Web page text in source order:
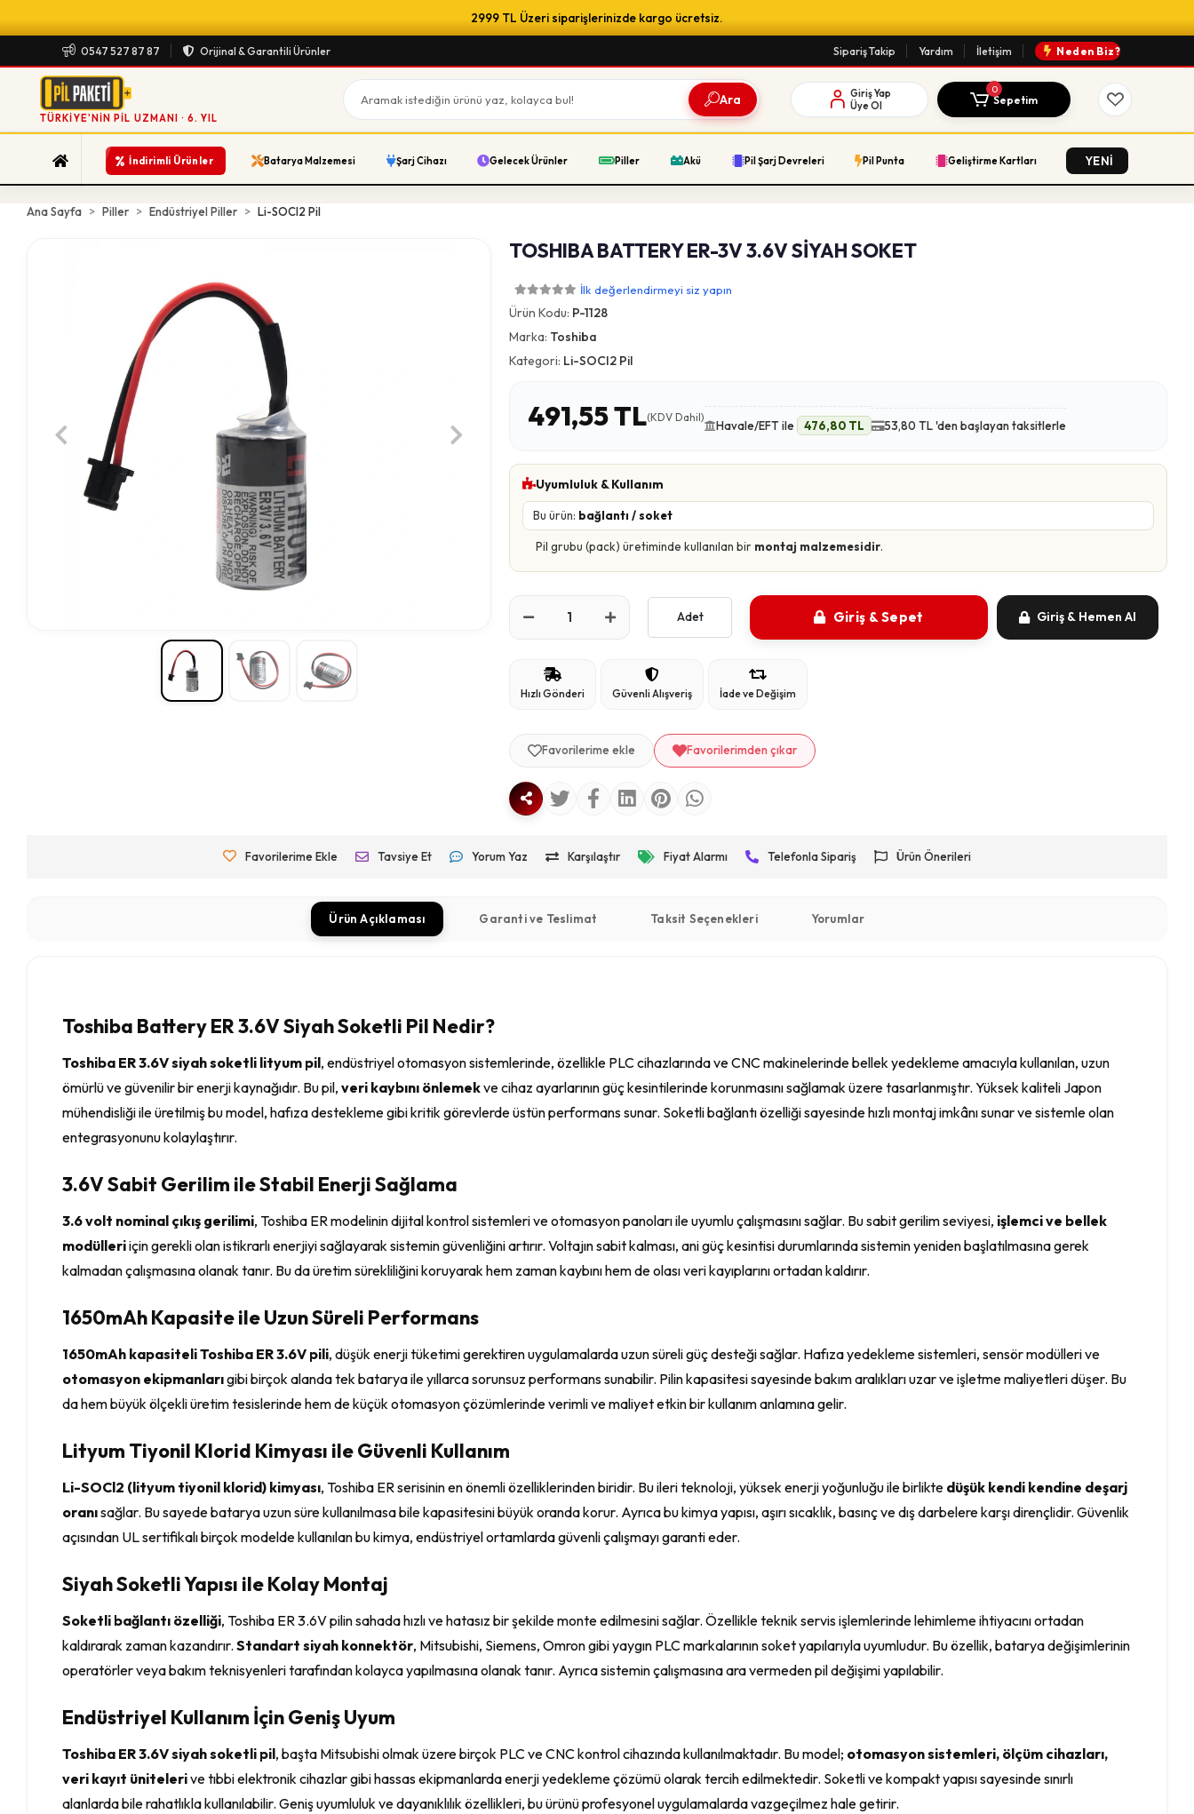
2999 TL Üzeri siparişlerinizde kargo ücretsiz.
0547 527 87 87 Orijinal & Garantili Ürünler Sipariş Takip Yardım İletişim Neden Biz?
TÜRKIYE'NIN PIL UZMANI · 6. YIL
Ara
Giriş Yap
Üye Ol
0
Sepetim
% İndirimli Ürünler Batarya Malzemesi Şarj Cihazı Gelecek Ürünler Piller Akü Pil Şarj Devreleri Pil Punta Geliştirme Kartları YENİ
Ana Sayfa Piller Endüstriyel Piller Li-SOCI2 Pil
TOSHIBA BATTERY ER-3V 3.6V SİYAH SOKET
İlk değerlendirmeyi siz yapın
Ürün Kodu: P-1128
Marka: Toshiba
Kategori: Li-SOCI2 Pil
491,55 TL(KDV Dahil)
Havale/EFT ile 476,80 TL 53,80 TL 'den başlayan taksitlerle
Uyumluluk & Kullanım
Bu ürün: bağlantı / soket
Pil grubu (pack) üretiminde kullanılan bir montaj malzemesidir.
Adet Giriş & Sepet Giriş & Hemen Al
Hızlı Gönderi Güvenli Alışveriş İade ve Değişim
Favorilerime ekle Favorilerimden çıkar
Favorilerime Ekle Tavsiye Et Yorum Yaz Karşılaştır Fiyat Alarmı Telefonla Sipariş Ürün Önerileri
Ürün Açıklaması Garanti ve Teslimat Taksit Seçenekleri Yorumlar
Toshiba Battery ER 3.6V Siyah Soketli Pil Nedir?
Toshiba ER 3.6V siyah soketli lityum pil, endüstriyel otomasyon sistemlerinde, özellikle PLC cihazlarında ve CNC makinelerinde bellek yedekleme amacıyla kullanılan, uzun
ömürlü ve güvenilir bir enerji kaynağıdır. Bu pil,veri kaybını önlemekve cihaz ayarlarının güç kesintilerinde korunmasını sağlamak üzere tasarlanmıştır. Yüksek kaliteli Japon
mühendisliği ile üretilmiş bu model, hafıza destekleme gibi kritik görevlerde üstün performans sunar. Soketli bağlantı özelliği sayesinde hızlı montaj imkânı sunar ve sistemle olan
entegrasyonunu kolaylaştırır.
3.6V Sabit Gerilim ile Stabil Enerji Sağlama
3.6 volt nominal çıkış gerilimi, Toshiba ER modelinin dijital kontrol sistemleri ve otomasyon panoları ile uyumlu çalışmasını sağlar. Bu sabit gerilim seviyesi, işlemci ve bellek
modülleriiçin gerekli olan istikrarlı enerjiyi sağlayarak sistemin güvenliğini artırır. Voltajın sabit kalması, ani güç kesintisi durumlarında sistemin yeniden başlatılmasına gerek
kalmadan çalışmasına olanak tanır. Bu da üretim sürekliliğini koruyarak hem zaman kaybını hem de olası veri kayıplarını ortadan kaldırır.
1650mAh Kapasite ile Uzun Süreli Performans
1650mAh kapasiteli Toshiba ER 3.6V pili, düşük enerji tüketimi gerektiren uygulamalarda uzun süreli güç desteği sağlar. Hafıza yedekleme sistemleri, sensör modülleri ve
otomasyon ekipmanlarıgibi birçok alanda tek batarya ile yıllarca sorunsuz performans sunabilir. Pilin kapasitesi sayesinde bakım aralıkları uzar ve işletme maliyetleri düşer. Bu
da hem büyük ölçekli üretim tesislerinde hem de küçük otomasyon çözümlerinde verimli ve maliyet etkin bir kullanım anlamına gelir.
Lityum Tiyonil Klorid Kimyası ile Güvenli Kullanım
Li-SOCl2 (lityum tiyonil klorid) kimyası, Toshiba ER serisinin en önemli özelliklerinden biridir. Bu ileri teknoloji, yüksek enerji yoğunluğu ile birlikte düşük kendi kendine deşarj
oranısağlar. Bu sayede batarya uzun süre kullanılmasa bile kapasitesini büyük oranda korur. Ayrıca bu kimya yapısı, aşırı sıcaklık, basınç ve dış darbelere karşı dirençlidir. Güvenlik
açısından UL sertifikalı birçok modelde kullanılan bu kimya, endüstriyel ortamlarda güvenli çalışmayı garanti eder.
Siyah Soketli Yapısı ile Kolay Montaj
Soketli bağlantı özelliği, Toshiba ER 3.6V pilin sahada hızlı ve hatasız bir şekilde monte edilmesini sağlar. Özellikle teknik servis işlemlerinde lehimleme ihtiyacını ortadan
kaldırarak zaman kazandırır.Standart siyah konnektör, Mitsubishi, Siemens, Omron gibi yaygın PLC markalarının soket yapılarıyla uyumludur. Bu özellik, batarya değişimlerinin
operatörler veya bakım teknisyenleri tarafından kolayca yapılmasına olanak tanır. Ayrıca sistemin çalışmasına ara vermeden pil değişimi yapılabilir.
Endüstriyel Kullanım İçin Geniş Uyum
Toshiba ER 3.6V siyah soketli pil, başta Mitsubishi olmak üzere birçok PLC ve CNC kontrol cihazında kullanılmaktadır. Bu model; otomasyon sistemleri, ölçüm cihazları,
veri kayıt ünitelerive tıbbi elektronik cihazlar gibi hassas ekipmanlarda enerji yedekleme çözümü olarak tercih edilmektedir. Soketli ve kompakt yapısı sayesinde sınırlı
alanlarda bile rahatlıkla kullanılabilir. Geniş uyumluluk ve dayanıklılık özellikleri, bu ürünü profesyonel uygulamalarda vazgeçilmez hale getirir.